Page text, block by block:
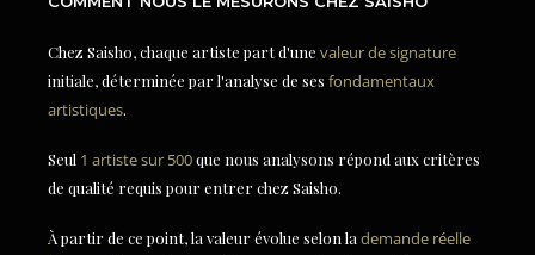
Chez Saisho, chaque artiste part d'une valeur de signature
initiale, déterminée par l'analyse de ses fondamentaux
artistiques.
Seul 1 artiste sur 500que nous analysons répond aux critères
de qualité requis pour entrer chez Saisho.
À partir de ce point, la valeur évolue selon la demande réelle